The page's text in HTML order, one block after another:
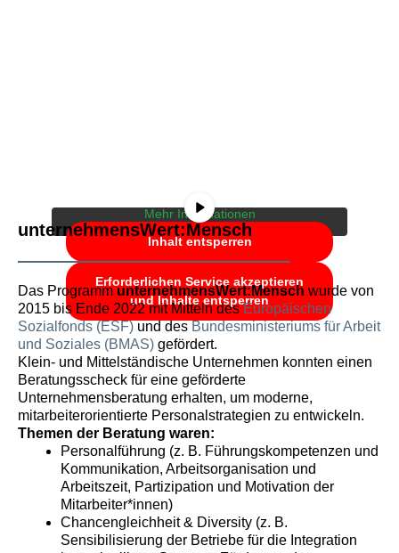
Mehr Informationen
Inhalt entsperren
Erforderlichen Service akzeptieren
und Inhalte entsperren
unternehmensWert:Mensch
Das ProgrammunternehmensWert:Mensch wurde von
2015 bis Ende 2022 mit Mitteln desEuropäischen
Sozialfonds (ESF) und des Bundesministeriums für Arbeit
und Soziales (BMAS) gefördert.
Klein- und Mittelständische Unternehmen konnten einen
Beratungsscheck für eine geförderte
Unternehmensberatung erhalten, um moderne,
mitarbeiterorientierte Personalstrategien zu entwickeln.
Themen der Beratung waren:
Personalführung (z. B. Führungskompetenzen und
Kommunikation, Arbeitsorganisation und
Arbeitszeit, Partizipation und Motivation der
Mitarbeiter*innen)
Chancengleichheit & Diversity (z. B.
Sensibilisierung der Betriebe für die Integration